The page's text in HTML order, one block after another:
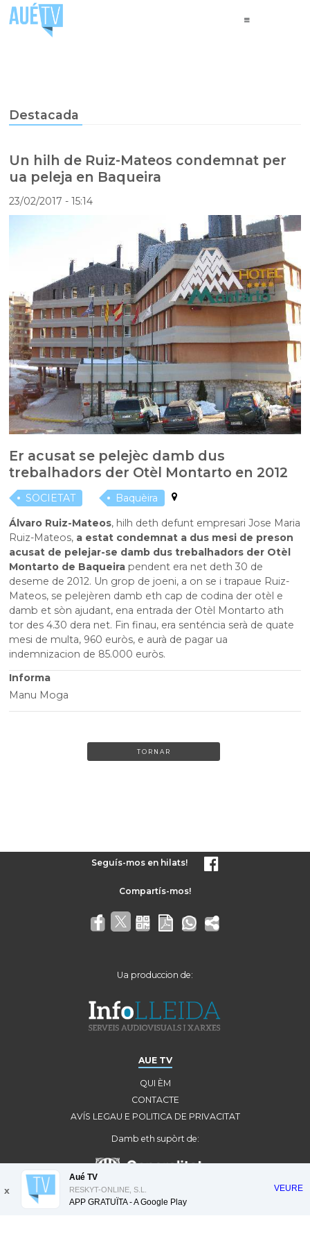
Destacada
Un hilh de Ruiz-Mateos condemnat per
ua peleja en Baqueira
23/02/2017- 15:14
Er acusat se pelejèc damb dus
trebalhadors der Otèl Montarto en 2012
SOCIETAT
Baquèira
Álvaro Ruiz-Mateos, hilh deth defunt empresari Jose Maria
Ruiz-Mateos, a estat condemnat a dus mesi de preson
acusat de pelejar-se damb dus trebalhadors der Otèl
Montarto de Baqueira pendent era net deth 30 de
deseme de 2012. Un grop de joeni, a on se i trapaue Ruiz-
Mateos, se pelejèren damb eth cap de codina der otèl e
damb et sòn ajudant, ena entrada der Otèl Montarto ath
tor des 4.30 dera net. Fin finau, era senténcia serà de quate
mesi de multa, 960 euròs, e aurà de pagar ua
indemnizacion de 85.000 euròs.
Informa
Manu Moga
TORNAR
Seguís-mos en hilats!
Ua produccion de:
AUE TV
QUI ÈM
CONTACTE
AVÍS LEGAU E POLITICA DE PRIVACITAT
Damb eth supòrt de:
x
Aué TV
RESKYT-ONLINE, S.L.
APP GRATUÏTA - AGoogle Play
VEURE